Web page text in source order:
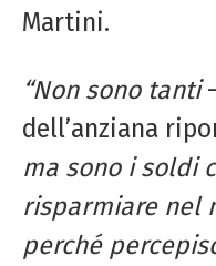
Martini.
“Non sono tanti
dell’anziana
ma sono i soldi
risparmiare nel
perché